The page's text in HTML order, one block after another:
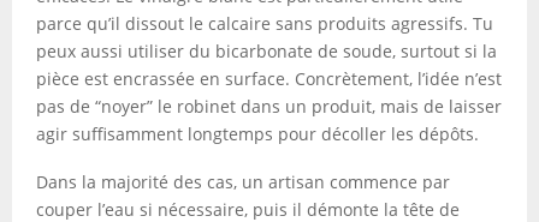
parce qu’il dissout le calcaire sans produits agressifs. Tu
peux aussi utiliser du bicarbonate de soude, surtout si la
pièce est encrassée en surface. Concrètement, l’idée n’est
pas de “noyer” le robinet dans un produit, mais de laisser
agir suffisamment longtemps pour décoller les dépôts.
Dans la majorité des cas, un artisan commence par
couper l’eau si nécessaire, puis il démonte la tête de